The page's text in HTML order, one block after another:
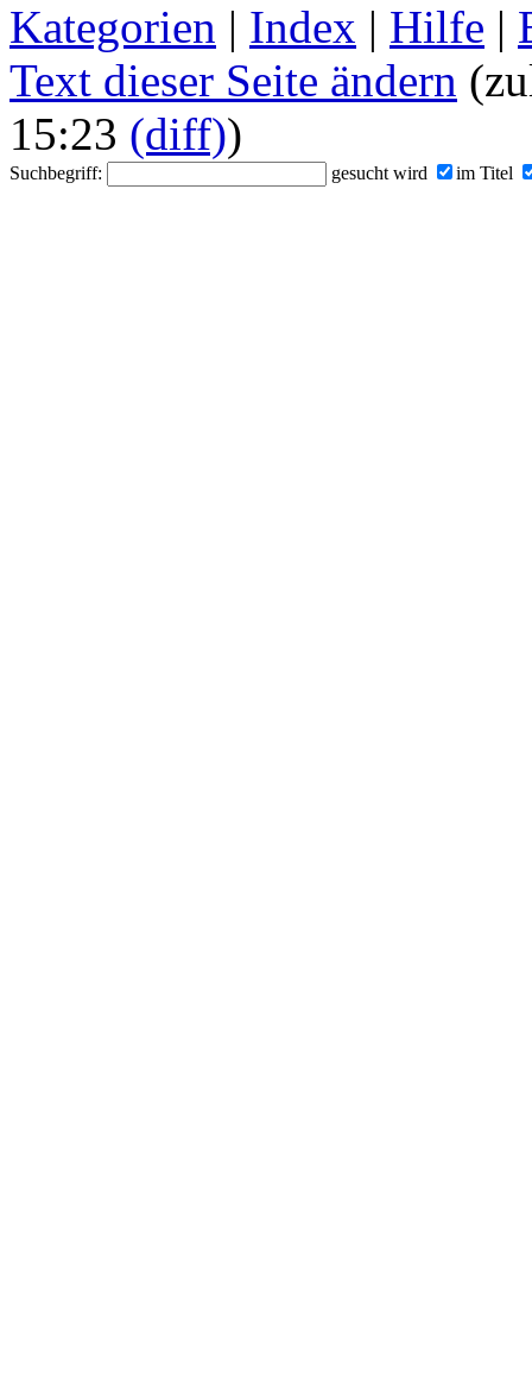
Kategorien | Index | Hilfe |
Text dieser Seite ändern
15:23 (diff))
Suchbegriff: gesucht wird im Titel